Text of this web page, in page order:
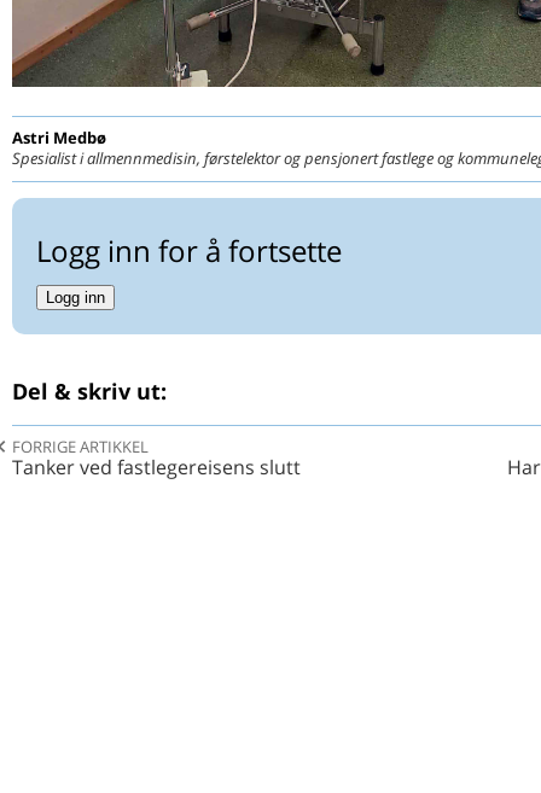
Hva leser Kjartan Olafsson?
RELIS
Xtandi (enzalutamid) – et eksempel på vurdering av
LYRIKKSTAFETTEN
Vestlandets poesi
Astri Medbø
Spesialist i allmennmedisin, førstelektor og pensjonert fastlege og
Logg inn for å fortsette
Logg inn
Del & skriv ut:
FORRIGE ARTIKKEL
Tanker ved fastlegereisens slutt